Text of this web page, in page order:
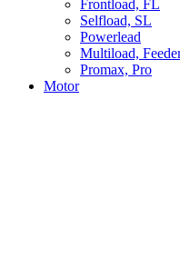
Frontload, FL
Selfload, SL
Powerlead
Multiload,
Promax, Pro
Motor